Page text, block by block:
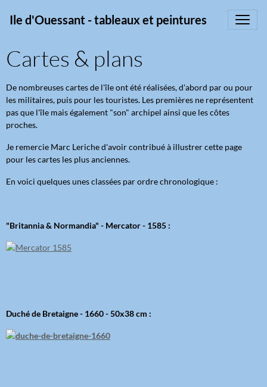
Ile d'Ouessant - tableaux et peintures
Cartes & plans
De nombreuses cartes de l'île ont été réalisées, d'abord par ou pour
les militaires, puis pour les touristes. Les premières ne représentent
pas que l'île mais également "son" archipel ainsi que les côtes
proches.
Je remercie Marc Leriche d'avoir contribué à illustrer cette page
pour les cartes les plus anciennes.
En voici quelques unes classées par ordre chronologique :
"Britannia & Normandia" - Mercator - 1585 :
Duché de Bretaigne - 1660 - 50x38 cm :